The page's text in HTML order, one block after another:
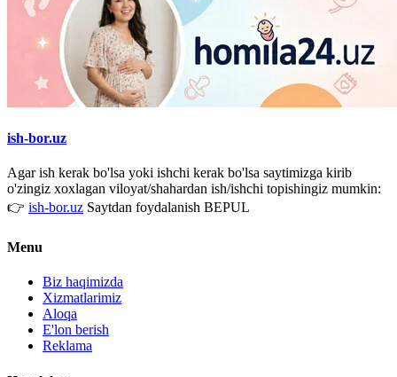
ish-bor.uz
Agar ish kerak bo'lsa yoki ishchi kerak bo'lsa saytimizga kirib
o'zingiz xoxlagan viloyat/shahardan ish/ishchi topishingiz mumkin:
👉 ish-bor.uz Saytdan foydalanish BEPUL
Menu
Biz haqimizda
Xizmatlarimiz
Aloqa
E'lon berish
Reklama